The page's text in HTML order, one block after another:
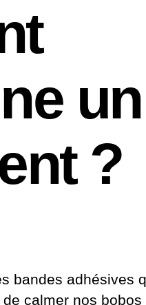
un
?
bandes adhésives
calmer nos bobos